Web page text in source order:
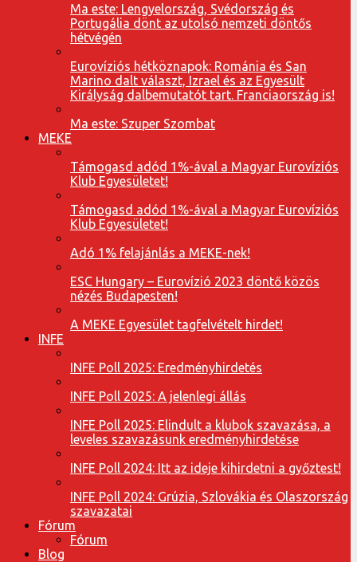
Ma este: Lengyelország, Svédország és
Portugália dönt az utolsó nemzeti döntős
hétvégén
Eurovíziós hétköznapok: Románia és San
Marino dalt választ, Izrael és az Egyesült
Királyság dalbemutatót tart. Franciaország is!
Ma este: Szuper Szombat
MEKE
Támogasd adód 1%-ával a Magyar Eurovíziós
Klub Egyesületet!
Támogasd adód 1%-ával a Magyar Eurovíziós
Klub Egyesületet!
Adó 1% felajánlás a MEKE-nek!
ESC Hungary – Eurovízió 2023 döntő közös
nézés Budapesten!
A MEKE Egyesület tagfelvételt hirdet!
INFE
INFE Poll 2025: Eredményhirdetés
INFE Poll 2025: A jelenlegi állás
INFE Poll 2025: Elindult a klubok szavazása, a
leveles szavazásunk eredményhirdetése
INFE Poll 2024: Itt az ideje kihirdetni a győztest!
INFE Poll 2024: Grúzia, Szlovákia és Olaszország
szavazatai
Fórum
Fórum
Blog